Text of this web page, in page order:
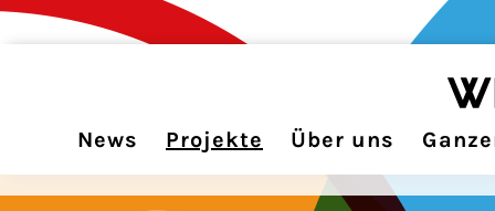
News Projekte Über uns